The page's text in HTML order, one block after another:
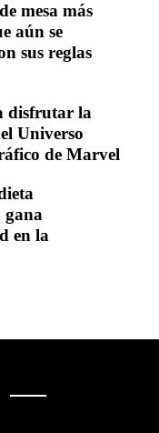
mesa más
aún se
sus reglas
disfrutar la
Universo
de Marvel
gana
en la